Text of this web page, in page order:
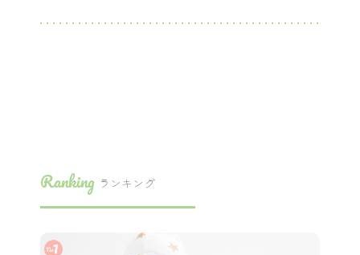
Ranking ランキング